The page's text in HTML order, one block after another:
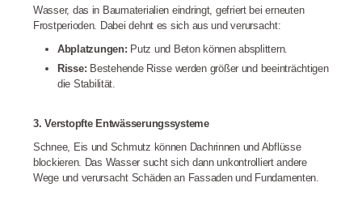
Wasser, das in Baumaterialien eindringt, gefriert bei erneuten
Frostperioden. Dabei dehnt es sich aus und verursacht:
Abplatzungen: Putz und Beton können absplittern.
Risse: Bestehende Risse werden größer und beeinträchtigen
die Stabilität.
3. Verstopfte Entwässerungssysteme
Schnee, Eis und Schmutz können Dachrinnen und Abflüsse
blockieren. Das Wasser sucht sich dann unkontrolliert andere
Wege und verursacht Schäden an Fassaden und Fundamenten.